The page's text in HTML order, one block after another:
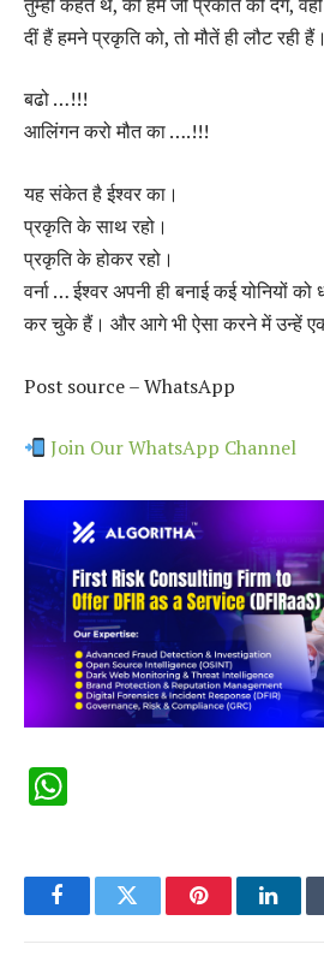
दीं हैं हमने प्रकृति को, तो मौतें ही लौट रही हैं।
बढो …!!!
आलिंगन करो मौत का ….!!!
यह संकेत है ईश्वर का।
प्रकृति के साथ रहो।
प्रकृति के होकर रहो।
वर्ना … ईश्वर अपनी ही बनाई कई योनियों
कर चुके हैं। और आगे भी ऐसा करने में उन्हें एक
Post source – WhatsApp
Join Our WhatsApp Channel
FacebookTwitter Pinterest